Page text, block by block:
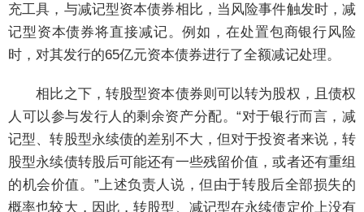
充工具，与减记型资本债券相比，当风险事件触发时，减
记型资本债券将直接减记。例如，在处置包商银行风险
时，对其发行的65亿元资本债券进行了全额减记处理。
相比之下，转股型资本债券则可以转为股权，且债权
人可以参与发行人的剩余资产分配。“对于银行而言，减
记型、转股型永续债的差别不大，但对于投资者来说，转
股型永续债转股后可能还有一些残留价值，或者还有重组
的机会价值。”上述负责人说，但由于转股后全部损失的
概率也较大，因此，转股型、减记型在永续债定价上没有